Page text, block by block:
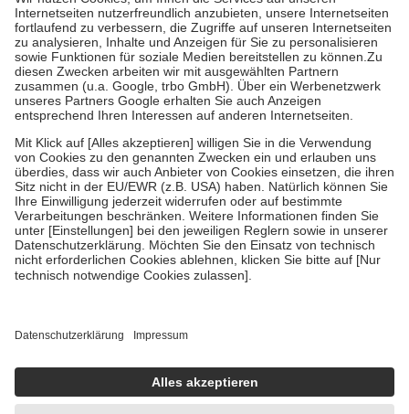
Kosten der Leistung zu entrichten.
Diese Regeln gelten grundsätzlich auch für Online-Apotheken.
Bei Heilmitteln und häuslicher Krankenpflege beträgt die
Zuzahlung zehn Prozent der Kosten sowie zehn Euro je
Verordnung.
Um das Engagement der Versicherten für ihre eigene Gesundheit zu
stärken und die besondere Stellung der Familie zu unterstützen,
fallenkeine Zuzahlungenan bei:
• Kindern und Jugendlichen bis zum vollendeten 18. Lebensjahr
mit Ausnahme der Fahrkosten
• Untersuchungen zur Vorsorge und Früherkennung, die von der
GKV getragen werden
• empfohlenen Schutzimpfungen
• Harn- und Blutteststreifen
getroffen, um sicherzustellen, dass es sich um echte Bewertungen
https://help.etrusted.com/hc/de/articles/4419944605341
Einige Bilder und Inhalte wurden unter Zuhilfenahme künstlicher